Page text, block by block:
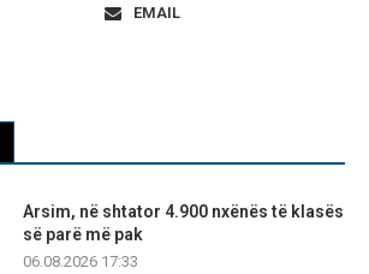
EMAIL
Arsim, në shtator 4.900 nxënës të klasës
së parë më pak
06.08.2026 17:33